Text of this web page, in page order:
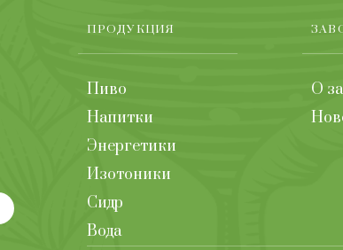
ПРОДУКЦИЯ
Пиво
Напитки
Энергетики
Изотоники
Сидр
Вода
О